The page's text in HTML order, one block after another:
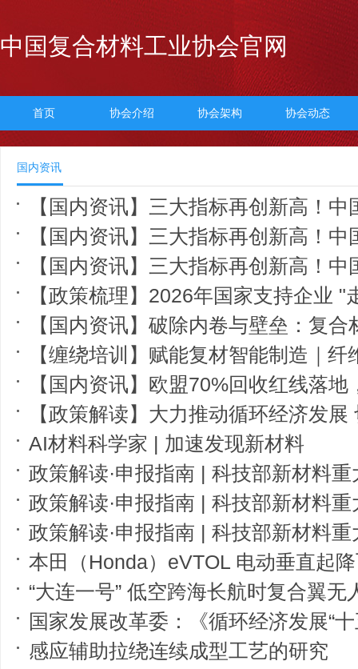
中国复合材料工业协会官网
首页 协会介绍 协会架构 协会动态
国内资讯
【国内资讯】三大指标再创新高！中国
【国内资讯】三大指标再创新高！中国
【国内资讯】三大指标再创新高！中国
【政策梳理】2026年国家支持企业 "
【国内资讯】破除内卷与壁垒：复合材料
【缠绕培训】赋能复材智能制造｜纤维缠绕智能软
【国内资讯】欧盟70%回收红线落地，中国风电出海如何跨越"绿
【政策解读】大力推动循环经济发
AI材料科学家 | 加速发现新材料
政策解读·申报指南 | 科技部新材料重大专项2026年度第二批 项目申报
政策解读·申报指南 | 科技部新材料重大专项2026年度第二批 项目申报
政策解读·申报指南 | 科技部新材料重大专项2026年度第二批 项目申报
本田（Honda）eVTOL 电动垂直起降飞行器
“大连一号” 低空跨海长航时复合翼无
国家发展改革委：《循环经济发展“
感应辅助拉绕连续成型工艺的研究